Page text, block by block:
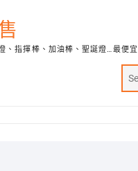
指揮棒、加油棒、聖誕燈…最便